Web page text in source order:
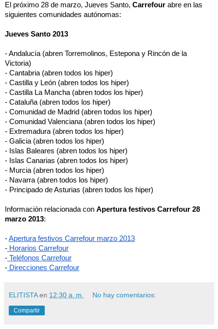
El próximo 28 de marzo, Jueves Santo, Carrefour abre en las
siguientes comunidades autónomas:
Jueves Santo 2013
- Andalucía (abren Torremolinos, Estepona y Rincón de la
Victoria)
- Cantabria (abren todos los hiper)
- Castilla y León (abren todos los hiper)
- Castilla La Mancha (abren todos los hiper)
- Cataluña (abren todos los hiper)
- Comunidad de Madrid (abren todos los hiper)
- Comunidad Valenciana (abren todos los hiper)
- Extremadura (abren todos los hiper)
- Galicia (abren todos los hiper)
- Islas Baleares (abren todos los hiper)
- Islas Canarias (abren todos los hiper)
- Murcia (abren todos los hiper)
- Navarra (abren todos los hiper)
- Principado de Asturias (abren todos los hiper)
Información relacionada con Apertura festivos Carrefour 28
marzo 2013:
-Apertura festivos Carrefour marzo 2013
- Horarios Carrefour
- Teléfonos Carrefour
- Direcciones Carrefour
ELITISTA en 12:30 a. m. No hay comentarios:
Compartir